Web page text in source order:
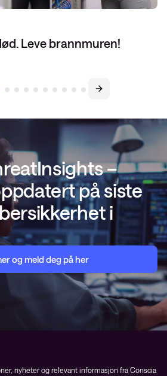
Leve brannmuren!
–
på siste
i
og meld deg på her
nyheter og relevant informasjon fra Conscia